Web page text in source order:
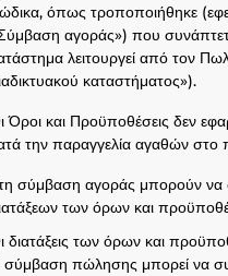
όπως τροποποιήθηκε
αγοράς») που
λειτουργεί από τον
καταστήματος»).
Όροι και Προϋποθέσεις δεν
την παραγγελία αγαθών στο
σύμβαση αγοράς μπορούν να
των όρων και
διατάξεις των όρων και
πώλησης μπορεί να